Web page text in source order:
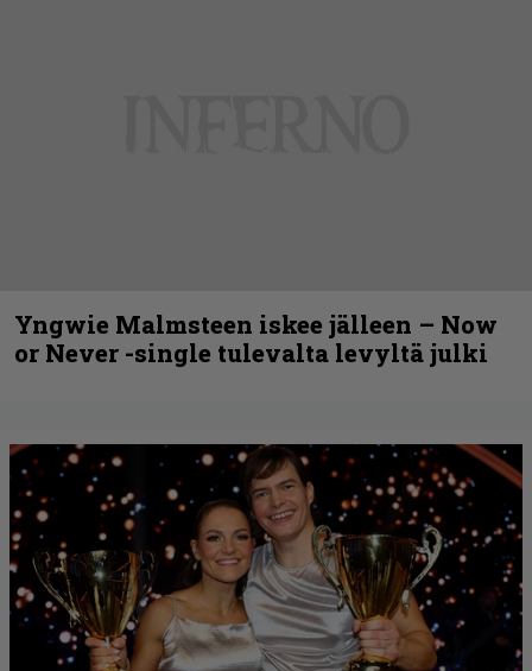
Yngwie Malmsteen iskee jälleen – Now
or Never -single tulevalta levyltä julki